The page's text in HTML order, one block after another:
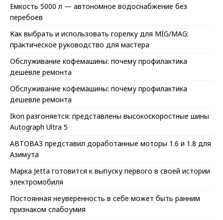
Емкость 5000 л — автономное водоснабжение без
перебоев
Как выбрать и использовать горелку для MIG/MAG:
практическое руководство для мастера
Обслуживание кофемашины: почему профилактика
дешевле ремонта
Обслуживание кофемашины: почему профилактика
дешевле ремонта
Ikon разгоняется: представлены высокоскоростные шины
Autograph Ultra 5
АВТОВАЗ представил доработанные моторы 1.6 и 1.8 для
Азимута
Марка Jetta готовится к выпуску первого в своей истории
электромобиля
Постоянная неуверенность в себе может быть ранним
признаком слабоумия